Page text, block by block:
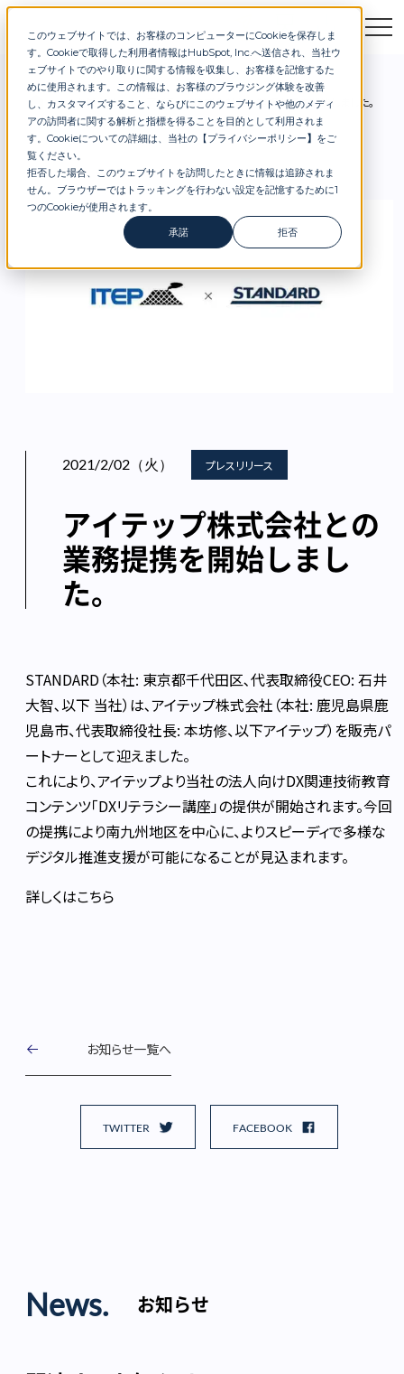
このウェブサイトでは、お客様のコンピューターにCookieを保存しま
す。Cookieで取得した利用者情報はHubSpot, Inc.へ送信され、当社ウ
ェブサイトでのやり取りに関する情報を収集し、お客様を記憶するた
めに使用されます。この情報は、お客様のブラウジング体験を改善
し、カスタマイズすること、ならびにこのウェブサイトや他のメディ
アの訪問者に関する解析と指標を得ることを目的として利用されま
す。Cookieについての詳細は、当社の【プライバシーポリシー】 をご
覧ください。
拒否した場合、このウェブサイトを訪問したときに情報は追跡されま
せん。ブラウザーではトラッキングを行わない設定を記憶するために1
つのCookieが使用されます。
承諾
拒否
お問合せ セミナー 資料DL
お知らせ アイテップ株式会社との業務提携を開始しました。
2021/2/02（火） プレスリリース
アイテップ株式会社との
業務提携を開始しまし
た。
STANDARD（本社: 東京都千代田区､代表取締役CEO: 石井
大智､以下 当社）は､アイテップ株式会社（本社: 鹿児島県鹿
児島市、代表取締役社長: 本坊修、以下アイテップ）を販売パ
ートナーとして迎えました。
これにより、アイテップより当社の法人向けDX関連技術教育
コンテンツ「DXリテラシー講座」の提供が開始されます。今回
の提携により南九州地区を中心に、よりスピーディで多様な
デジタル推進支援が可能になることが見込まれます。
詳しくはこちら
お知らせ一覧へ
TWITTER FACEBOOK
News. お知らせ